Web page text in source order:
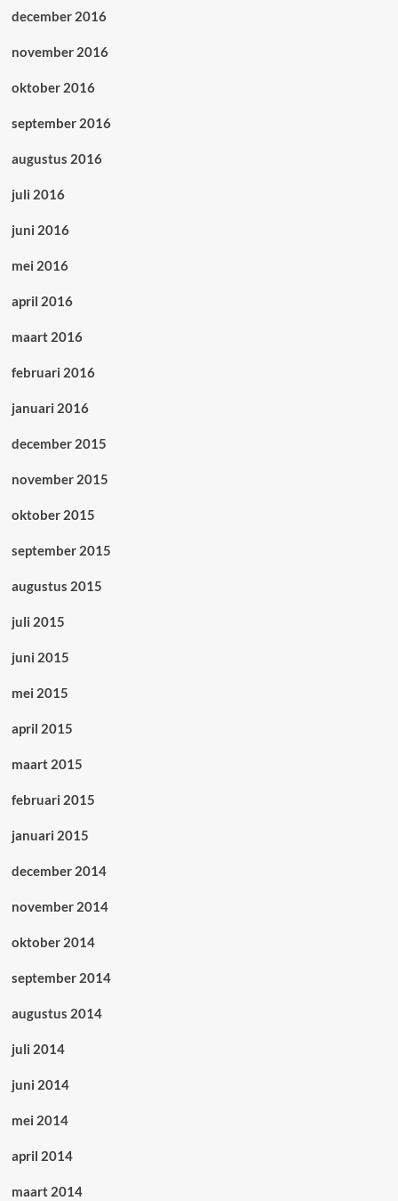
december 2016
november 2016
oktober 2016
september 2016
augustus 2016
juli 2016
juni 2016
mei 2016
april 2016
maart 2016
februari 2016
januari 2016
december 2015
november 2015
oktober 2015
september 2015
augustus 2015
juli 2015
juni 2015
mei 2015
april 2015
maart 2015
februari 2015
januari 2015
december 2014
november 2014
oktober 2014
september 2014
augustus 2014
juli 2014
juni 2014
mei 2014
april 2014
maart 2014